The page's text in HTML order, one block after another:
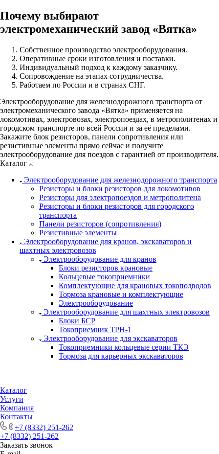
Почему выбирают
электромеханический завод «Вятка»
Собственное производство электрооборудования.
Оперативные сроки изготовления и поставки.
Индивидуальный подход к каждому заказчику.
Сопровождение на этапах сотрудничества.
Работаем по России и в странах СНГ.
Электрооборудование для железнодорожного транспорта от
электромеханического завода «Вятка» применяется на
локомотивах, электровозах, электропоездах, в метрополитенах и
городском транспорте по всей России и за её пределами.
Закажите блок резисторов, панели сопротивления или
резистивные элементы прямо сейчас и получите
электрооборудование для поездов с гарантией от производителя.
Каталог
Электрооборудование для железнодорожного транспорта
Резисторы и блоки резисторов для локомотивов
Резисторы для электропоездов и метрополитена
Резисторы и блоки резисторов для городского
транспорта
Панели резисторов (сопротивления)
Резистивные элементы
Электрооборудование для кранов, экскаваторов и
шахтных электровозов
Электрооборудование для кранов
Блоки резисторов крановые
Кольцевые токоприемники
Комплектующие для крановых токоподводов
Тормоза крановые и комплектующие
Электрооборудование
Электрооборудование для шахтных электровозов
Блоки БСР
Токоприемник ТРН-1
Электрооборудование для экскаваторов
Токоприемники кольцевые серии ТКЭ
Тормоза для карьерных экскаваторов
Каталог
Услуги
Компания
Контакты
+7 (8332) 251-262
+7 (8332) 251-262
Заказать звонок